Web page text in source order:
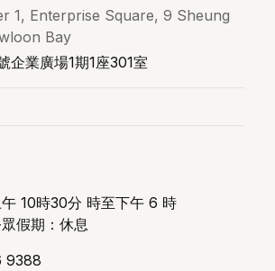
1, Enterprise Square, 9 Sheung
Bay
企業廣場1期1座301室
10時30分 時至下午 6 時
假期：休息
9388